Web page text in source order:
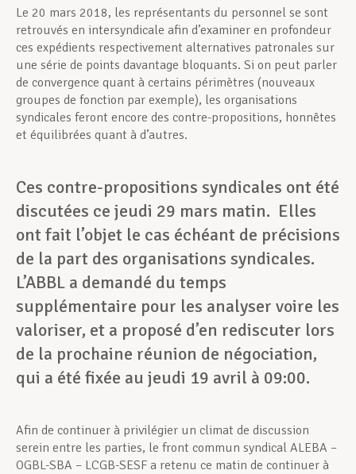
Le 20 mars 2018, les représentants du personnel se sont
retrouvés en intersyndicale afin d’examiner en profondeur
ces expédients respectivement alternatives patronales sur
une série de points davantage bloquants. Si on peut parler
de convergence quant à certains périmètres (nouveaux
groupes de fonction par exemple), les organisations
syndicales feront encore des contre-propositions, honnêtes
et équilibrées quant à d’autres.
Ces contre-propositions syndicales ont été
discutées ce jeudi 29 mars matin. Elles
ont fait l’objet le cas échéant de précisions
de la part des organisations syndicales.
L’ABBL a demandé du temps
supplémentaire pour les analyser voire les
valoriser, et a proposé d’en rediscuter lors
de la prochaine réunion de négociation,
qui a été fixée au jeudi 19 avril à 09:00.
Afin de continuer à privilégier un climat de discussion
serein entre les parties, le front commun syndical ALEBA –
OGBL-SBA – LCGB-SESF a retenu ce matin de continuer à